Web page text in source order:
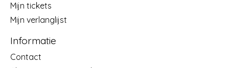
Mijn tickets
Mijn verlanglijst
Informatie
Contact